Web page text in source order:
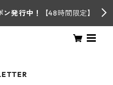
発行中！ 【48時間限定】